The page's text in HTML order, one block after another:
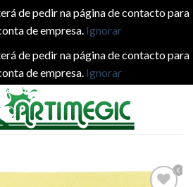
de pedir na página de contacto para
de empresa. Ignorar
de pedir na página de contacto para
de empresa. Ignorar